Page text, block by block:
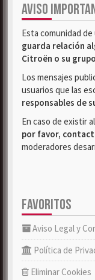
AVISO
Esta comunidad de
guarda relación
Citroën o su
Los mensajes
usuarios que las
responsables de
En caso de existir
por favor,
moderadores
FAVORITOS
Aviso Legal y
Política de
Eliminar Cookies